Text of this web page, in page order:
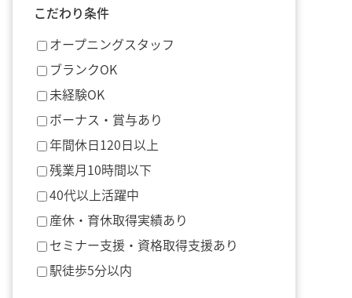
こだわり条件
オープニングスタッフ
ブランクOK
未経験OK
ボーナス・賞与あり
年間休日120日以上
残業月10時間以下
40代以上活躍中
産休・育休取得実績あり
セミナー支援・資格取得支援あり
駅徒歩5分以内